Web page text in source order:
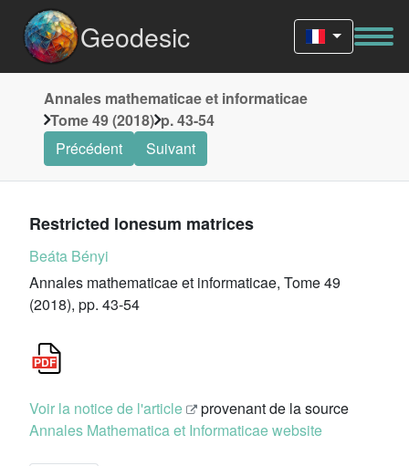
Geodesic
Annales mathematicae et informaticae
Tome 49 (2018) p. 43-54
Précédent
Suivant
Restricted lonesum matrices
Beáta Bényi
Annales mathematicae et informaticae, Tome 49
(2018), pp. 43-54
Voir la notice de l'article
provenant de la source
Annales Mathematica et Informaticae website